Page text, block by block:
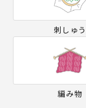
刺しゅう
編み物